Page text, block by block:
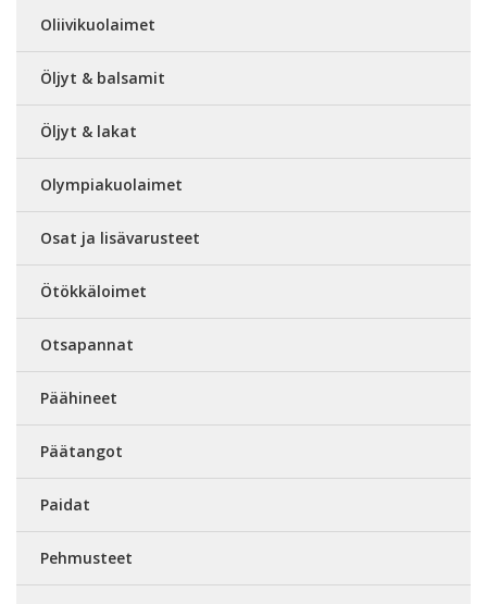
Oliivikuolaimet
Öljyt & balsamit
Öljyt & lakat
Olympiakuolaimet
Osat ja lisävarusteet
Ötökkäloimet
Otsapannat
Päähineet
Päätangot
Paidat
Pehmusteet